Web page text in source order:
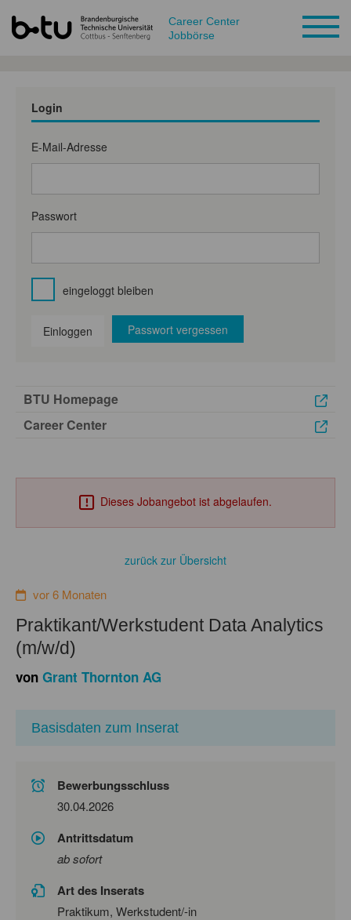
Career Center
Jobbörse
Login
E-Mail-Adresse
Passwort
eingeloggt bleiben
Einloggen Passwort vergessen
BTU Homepage
Career Center
Dieses Jobangebot ist abgelaufen.
zurück zur Übersicht
vor 6 Monaten
Praktikant/Werkstudent Data Analytics
(m/w/d)
von Grant Thornton AG
Basisdaten zum Inserat
Bewerbungsschluss
30.04.2026
Antrittsdatum
ab sofort
Art des Inserats
Praktikum, Werkstudent/-in